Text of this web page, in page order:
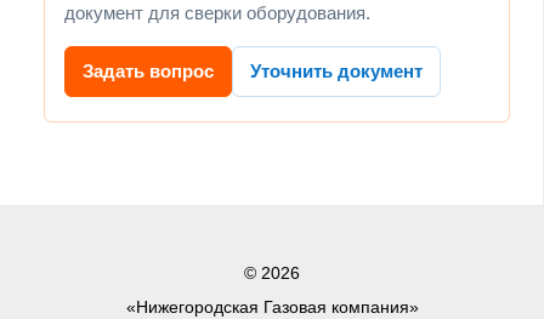
документ для сверки оборудования.
Задать вопрос Уточнить документ
© 2026
«Нижегородская Газовая компания»